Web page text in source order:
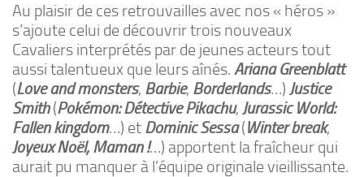
Au plaisir de ces retrouvailles avec nos « héros »
s’ajoute celui de découvrir trois nouveaux
Cavaliers interprétés par de jeunes acteurs tout
aussi talentueux que leurs aînés. Ariana Greenblatt
(Love and monsters, Barbie, Borderlands…) Justice
Smith(Pokémon: Détective Pikachu, Jurassic World:
Fallen kingdom…) et Dominic Sessa(Winter break,
Joyeux Noël, Maman !…) apportent la fraîcheur qui
aurait pu manquer à l’équipe originale vieillissante.